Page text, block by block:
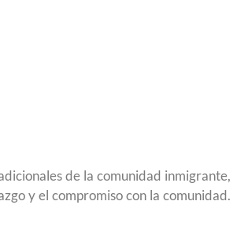
de la comunidad inmigrante,
y el compromiso con la comunidad.
los cursos de construcción en Capacítate